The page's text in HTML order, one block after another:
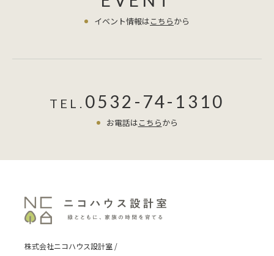
イベント情報はこちらから
TEL. 0532-74-1310
お電話はこちらから
株式会社ニコハウス設計室 /